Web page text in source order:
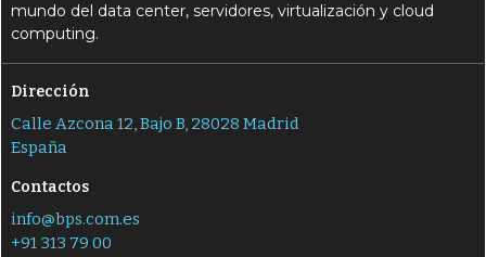
mundo del data center, servidores, virtualización y cloud
computing.
Dirección
Calle Azcona 12, Bajo B, 28028 Madrid
España
Contactos
info@bps.com.es
+91 313 79 00